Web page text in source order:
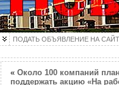
ПОДАТЬ ОБЪЯВЛЕНИЕ НА
« Около 100 компаний
поддержать акцию «На